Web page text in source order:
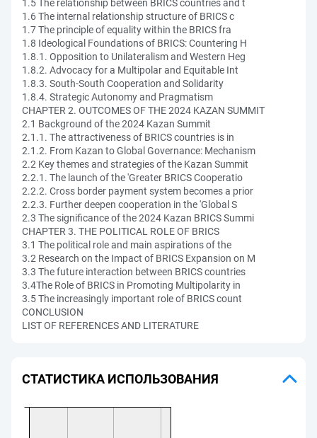
1.5 The relationship between BRICS countries and t
1.6 The internal relationship structure of BRICS c
1.7 The principle of equality within the BRICS fra
1.8 Ideological Foundations of BRICS: Countering H
1.8.1. Opposition to Unilateralism and Western Heg
1.8.2. Advocacy for a Multipolar and Equitable Int
1.8.3. South-South Cooperation and Solidarity
1.8.4. Strategic Autonomy and Pragmatism
CHAPTER 2. OUTCOMES OF THE 2024 KAZAN SUMMIT
2.1 Background of the 2024 Kazan Summit
2.1.1. The attractiveness of BRICS countries is in
2.1.2. From Kazan to Global Governance: Mechanism
2.2 Key themes and strategies of the Kazan Summit
2.2.1. The launch of the 'Greater BRICS Cooperatio
2.2.2. Cross border payment system becomes a prior
2.2.3. Further deepen cooperation in the 'Global S
2.3 The significance of the 2024 Kazan BRICS Summi
CHAPTER 3. THE POLITICAL ROLE OF BRICS
3.1 The political role and main aspirations of the
3.2 Research on the Impact of BRICS Expansion on M
3.3 The future interaction between BRICS countries
3.4The Role of BRICS in Promoting Multipolarity in
3.5 The increasingly important role of BRICS count
CONCLUSION
LIST OF REFERENCES AND LITERATURE
СТАТИСТИКА ИСПОЛЬЗОВАНИЯ